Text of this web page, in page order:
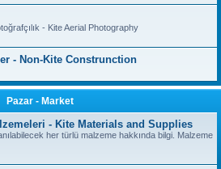
- Kite Aerial Photography
- Non-Kite Construnction
Pazar - Market
- Kite Materials and Supplies
her türlü malzeme hakkında bilgi. Malzeme